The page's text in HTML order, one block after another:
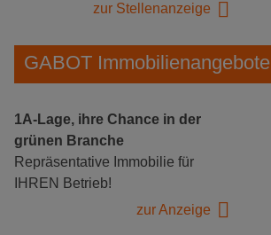
zur Stellenanzeige
GABOT Immobilienangebote
1A-Lage, ihre Chance in der
grünen Branche
Repräsentative Immobilie für
IHREN Betrieb!
zur Anzeige